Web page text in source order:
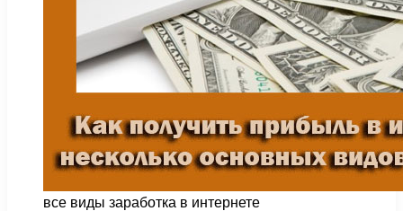
все виды заработка в интернете